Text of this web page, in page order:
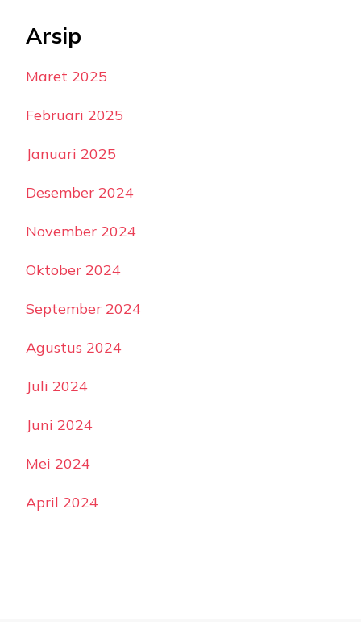
Arsip
Maret 2025
Februari 2025
Januari 2025
Desember 2024
November 2024
Oktober 2024
September 2024
Agustus 2024
Juli 2024
Juni 2024
Mei 2024
April 2024